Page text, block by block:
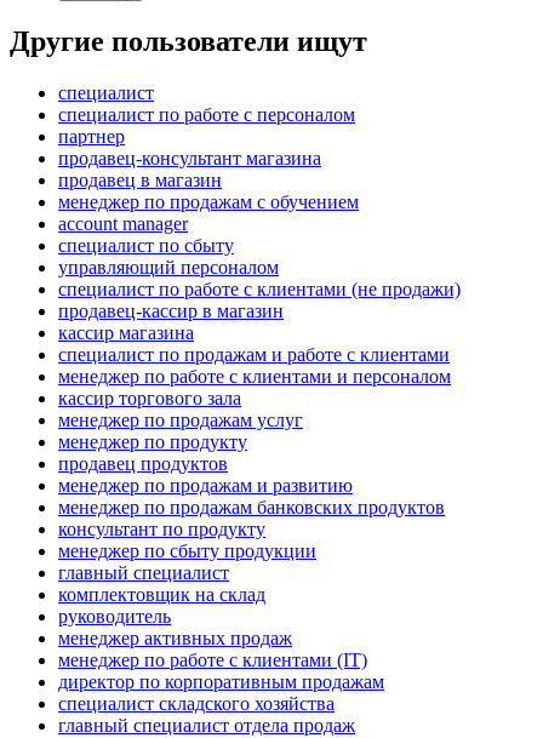
Другие пользователи ищут
специалист
специалист по работе с персоналом
партнер
продавец-консультант магазина
продавец в магазин
менеджер по продажам с обучением
account manager
специалист по сбыту
управляющий персоналом
специалист по работе с клиентами (не продажи)
продавец-кассир в магазин
кассир магазина
специалист по продажам и работе с клиентами
менеджер по работе с клиентами и персоналом
кассир торгового зала
менеджер по продажам услуг
менеджер по продукту
продавец продуктов
менеджер по продажам и развитию
менеджер по продажам банковских продуктов
консультант по продукту
менеджер по сбыту продукции
главный специалист
комплектовщик на склад
руководитель
менеджер активных продаж
менеджер по работе с клиентами (IT)
директор по корпоративным продажам
специалист складского хозяйства
главный специалист отдела продаж